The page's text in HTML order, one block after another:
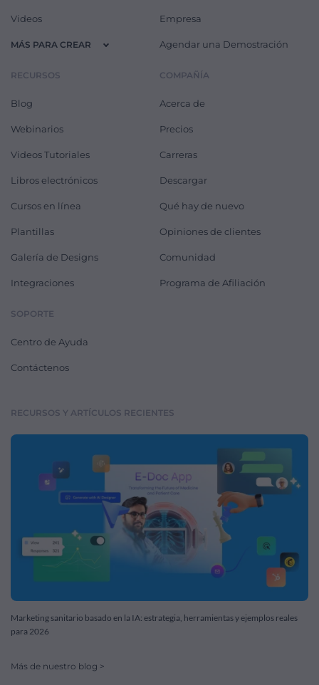
Videos
MÁS PARA CREAR
Empresa
Agendar una Demostración
RECURSOS
Blog
Webinarios
Videos Tutoriales
Libros electrónicos
Cursos en línea
Plantillas
Galería de Designs
Integraciones
COMPAÑÍA
Acerca de
Precios
Carreras
Descargar
Qué hay de nuevo
Opiniones de clientes
Comunidad
Programa de Afiliación
SOPORTE
Centro de Ayuda
Contáctenos
RECURSOS Y ARTÍCULOS RECIENTES
Marketing sanitario basado en la IA: estrategia, herramientas y ejemplos reales
para 2026
Más de nuestro blog >